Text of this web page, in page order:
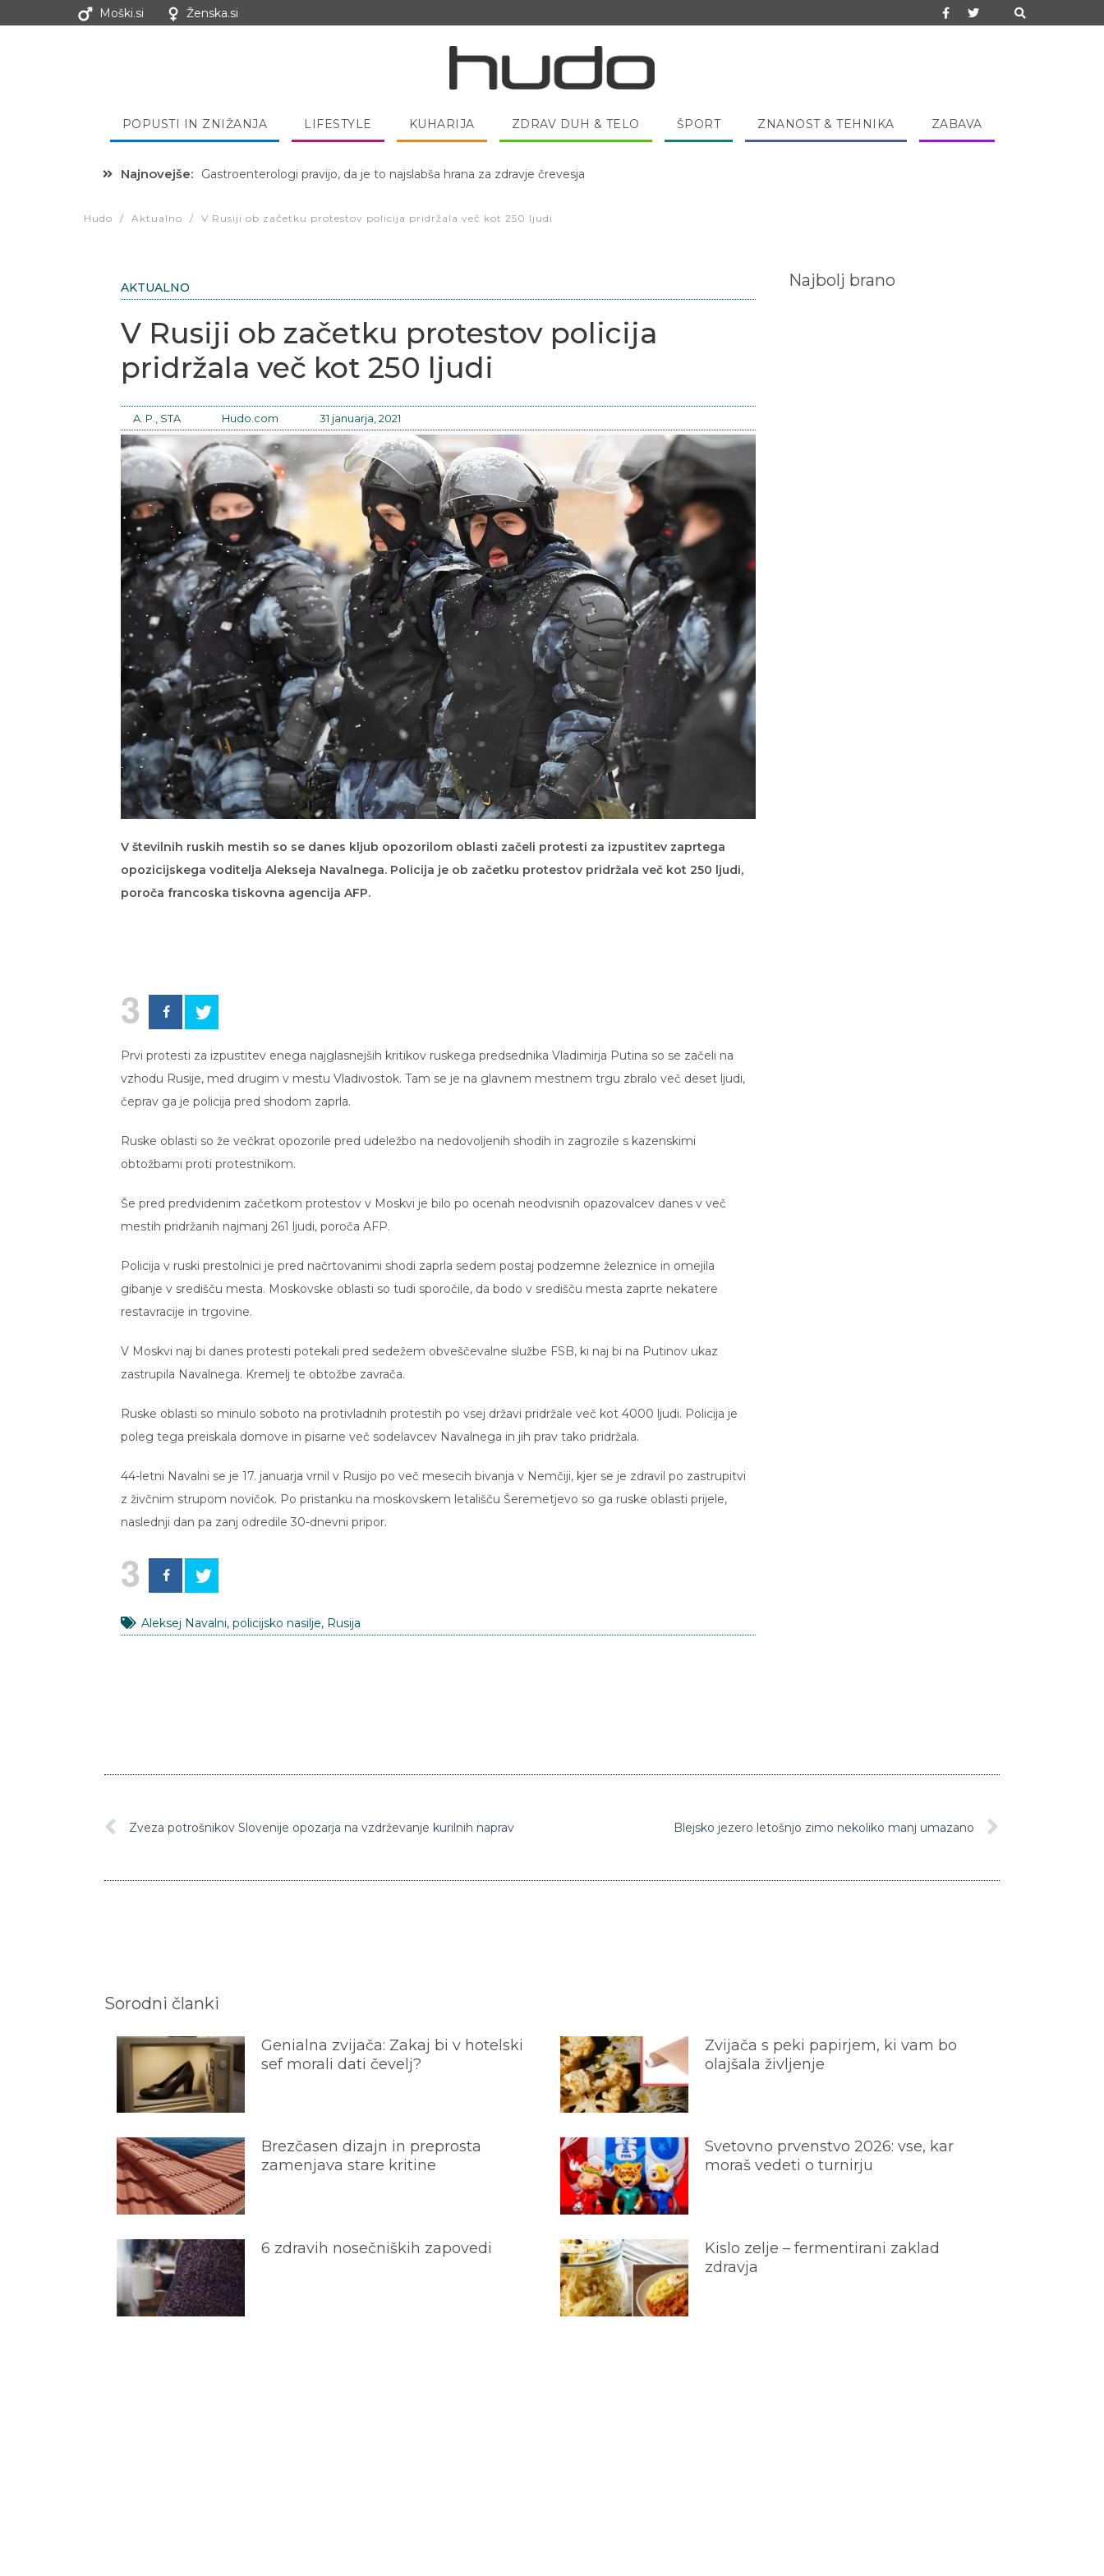
Moški.si Ženska.si
POPUSTI IN ZNIŽANJA LIFESTYLE KUHARIJA ZDRAV DUH & TELO ŠPORT ZNANOST & TEHNIKA ZABAVA
Najnovejše: Hibernacijska dieta: Zakaj je pred spanjem dobro pojesti žlico medu?
Hudo / Aktualno / V Rusiji ob začetku protestov policija pridržala več kot 250 ljudi
AKTUALNO
V Rusiji ob začetku protestov policija
pridržala več kot 250 ljudi
A. P., STA Hudo.com 31 januarja, 2021
V številnih ruskih mestih so se danes kljub opozorilom oblasti začeli protesti za izpustitev zaprtega
opozicijskega voditelja Alekseja Navalnega. Policija je ob začetku protestov pridržala več kot 250 ljudi,
poroča francoska tiskovna agencija AFP.
3
Prvi protesti za izpustitev enega najglasnejših kritikov ruskega predsednika Vladimirja Putina so se začeli na
vzhodu Rusije, med drugim v mestu Vladivostok. Tam se je na glavnem mestnem trgu zbralo več deset ljudi,
čeprav ga je policija pred shodom zaprla.
Ruske oblasti so že večkrat opozorile pred udeležbo na nedovoljenih shodih in zagrozile s kazenskimi
obtožbami proti protestnikom.
Še pred predvidenim začetkom protestov v Moskvi je bilo po ocenah neodvisnih opazovalcev danes v več
mestih pridržanih najmanj 261 ljudi, poroča AFP.
Policija v ruski prestolnici je pred načrtovanimi shodi zaprla sedem postaj podzemne železnice in omejila
gibanje v središču mesta. Moskovske oblasti so tudi sporočile, da bodo v središču mesta zaprte nekatere
restavracije in trgovine.
V Moskvi naj bi danes protesti potekali pred sedežem obveščevalne službe FSB, ki naj bi na Putinov ukaz
zastrupila Navalnega. Kremelj te obtožbe zavrača.
Ruske oblasti so minulo soboto na protivladnih protestih po vsej državi pridržale več kot 4000 ljudi. Policija je
poleg tega preiskala domove in pisarne več sodelavcev Navalnega in jih prav tako pridržala.
44-letni Navalni se je 17. januarja vrnil v Rusijo po več mesecih bivanja v Nemčiji, kjer se je zdravil po zastrupitvi
z živčnim strupom novičok. Po pristanku na moskovskem letališču Šeremetjevo so ga ruske oblasti prijele,
naslednji dan pa zanj odredile 30-dnevni pripor.
3
Aleksej Navalni, policijsko nasilje, Rusija
Najbolj brano
Zveza potrošnikov Slovenije opozarja na vzdrževanje kurilnih naprav Blejsko jezero letošnjo zimo nekoliko manj umazano
Sorodni članki
Genialna zvijača: Zakaj bi v hotelski
sef morali dati čevelj?
Zvijača s peki papirjem, ki vam bo
olajšala življenje
Brezčasen dizajn in preprosta
zamenjava stare kritine
Svetovno prvenstvo 2026: vse, kar
moraš vedeti o turnirju
6 zdravih nosečniških zapovedi
Kislo zelje – fermentirani zaklad
zdravja